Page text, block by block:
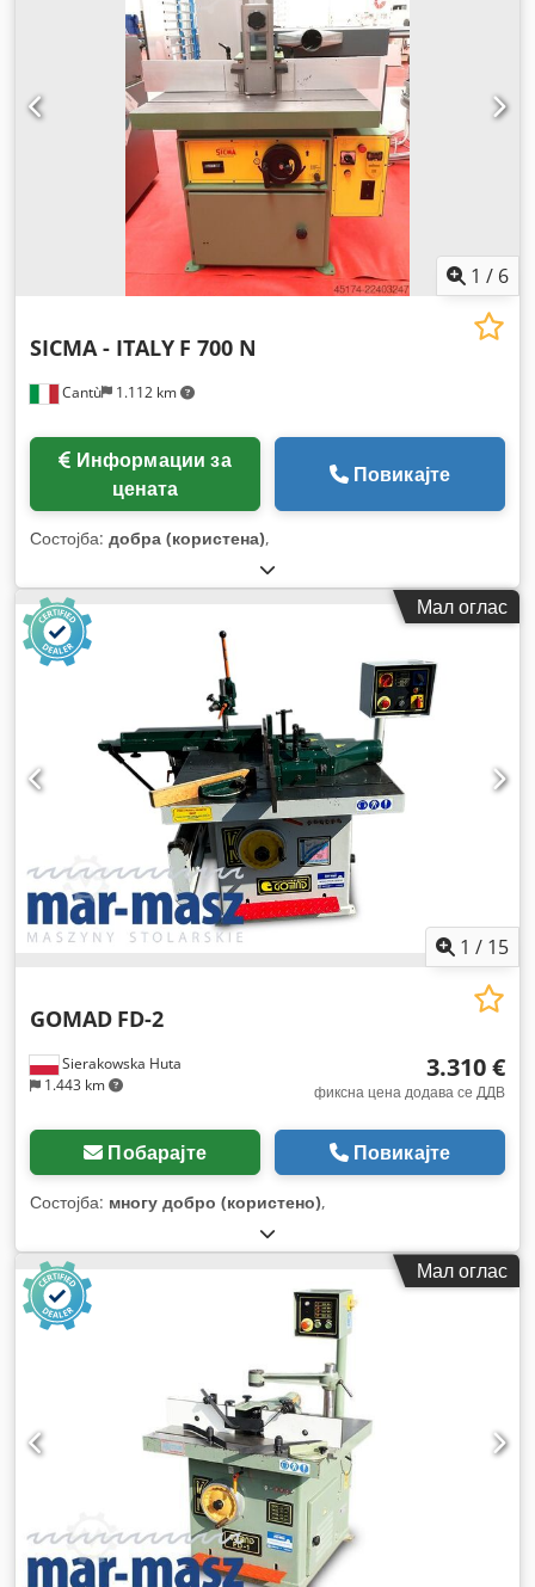
1 / 6
Cantù 1.112 km
SICMA - ITALY F 700 N
цената
Повикајте
Состојба: добра (користена),
Мал оглас
1 / 15
Sierakowska Huta
1.443 km
GOMAD FD-2
3.310 €
фиксна цена додава се ДДВ
Побарајте Повикајте
Состојба: многу добро (користено),
Мал оглас